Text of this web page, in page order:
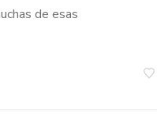
de esas